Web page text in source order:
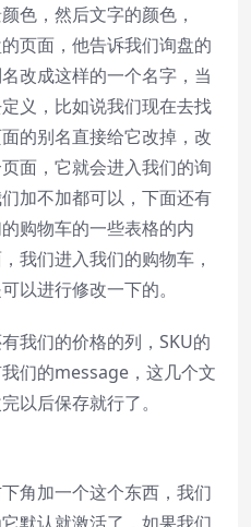
色，然后文字的颜色，
页面，他告诉我们询盘的
改成这样的一个名字，当
义，比如说我们现在去找
的别名直接给它改掉，改
面，它就会进入我们的询
加不加都可以，下面还有
购物车的一些表格的内
我们进入我们的购物车，
以进行修改一下的。
我们的价格的列，SKU的
们的message，这几个文
以后保存就行了。
角加一个这个东西，我们